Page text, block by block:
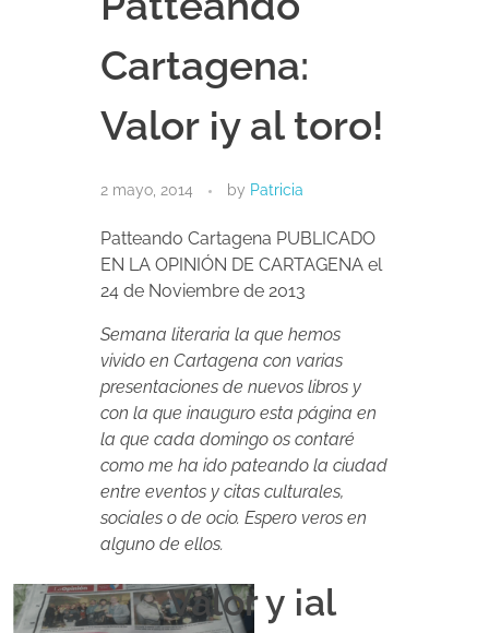
Cartagena:
Valor ¡y al toro!
2 mayo, 2014 by Patricia
Patteando Cartagena PUBLICADO
EN LA OPINIÓN DE CARTAGENA el
24 de Noviembre de 2013
Semana literaria la que hemos
vivido en Cartagena con varias
presentaciones de nuevos libros y
con la que inauguro esta página en
la que cada domingo os contaré
como me ha ido pateando la ciudad
entre eventos y citas culturales,
sociales o de ocio. Espero veros en
alguno de ellos.
Valor y ¡al